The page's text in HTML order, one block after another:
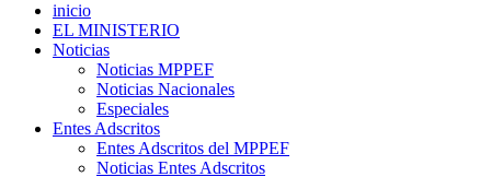
inicio
EL MINISTERIO
Noticias
Noticias MPPEF
Noticias Nacionales
Especiales
Entes Adscritos
Entes Adscritos del MPPEF
Noticias Entes Adscritos